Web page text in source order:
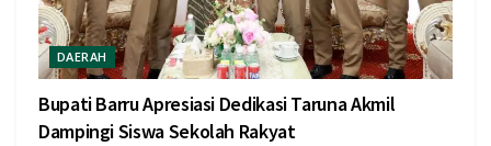
DAERAH
Bupati Barru Apresiasi Dedikasi Taruna Akmil
Dampingi Siswa Sekolah Rakyat